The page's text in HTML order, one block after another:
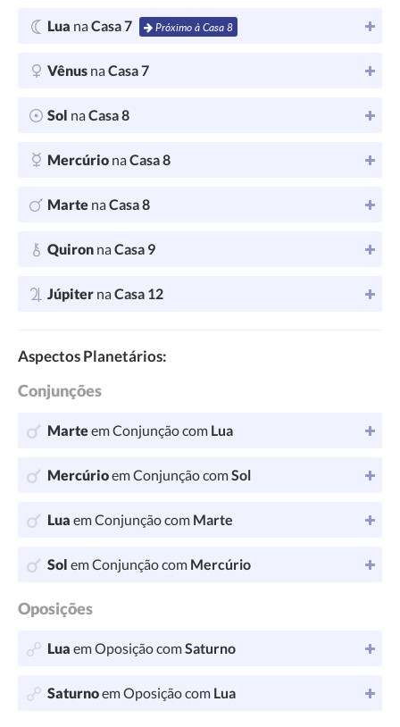
Lua naCasa 7 Próximo à Casa 8
Vênus naCasa 7
Sol naCasa 8
Mercúrio naCasa 8
Marte naCasa 8
Quiron naCasa 9
Júpiter naCasa 12
Aspectos Planetários:
Conjunções
Marteem Conjunção com Lua
Mercúrioem Conjunção comSol
Lua em Conjunção com Marte
Sol em Conjunção com Mercúrio
Oposições
Lua em Oposição comSaturno
Saturnoem Oposição com Lua